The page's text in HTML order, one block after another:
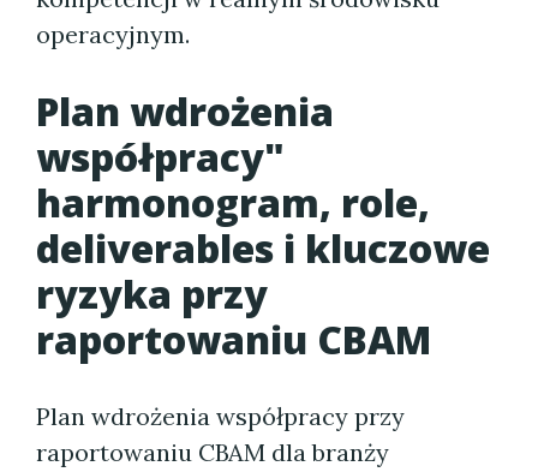
operacyjnym.
Plan wdrożenia
współpracy"
harmonogram, role,
deliverables i kluczowe
ryzyka przy
raportowaniu CBAM
Plan wdrożenia współpracy przy
raportowaniu CBAM dla branży